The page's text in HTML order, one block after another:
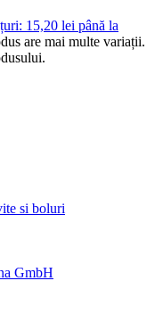
15,20 lei până la
are mai multe variații.
si boluri
GmbH